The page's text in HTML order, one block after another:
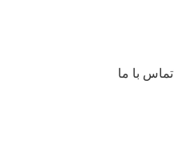
تماس با ما